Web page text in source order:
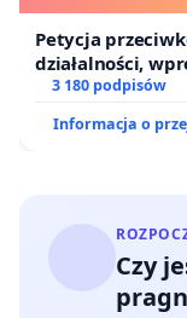
Petycja
działalności,
finansowej
3 180 podpisów
Informacja o
Czy